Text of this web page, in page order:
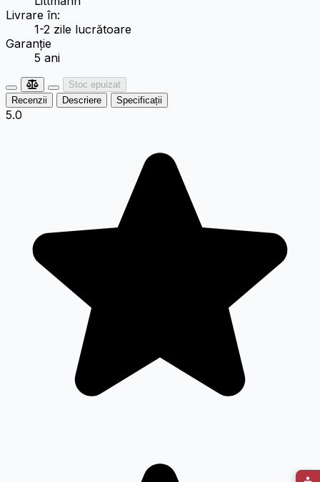
Livrare în:
1-2 zile lucrătoare
Garanție
5 ani
Stoc epuizat
Recenzii
Descriere Specificații
5.0